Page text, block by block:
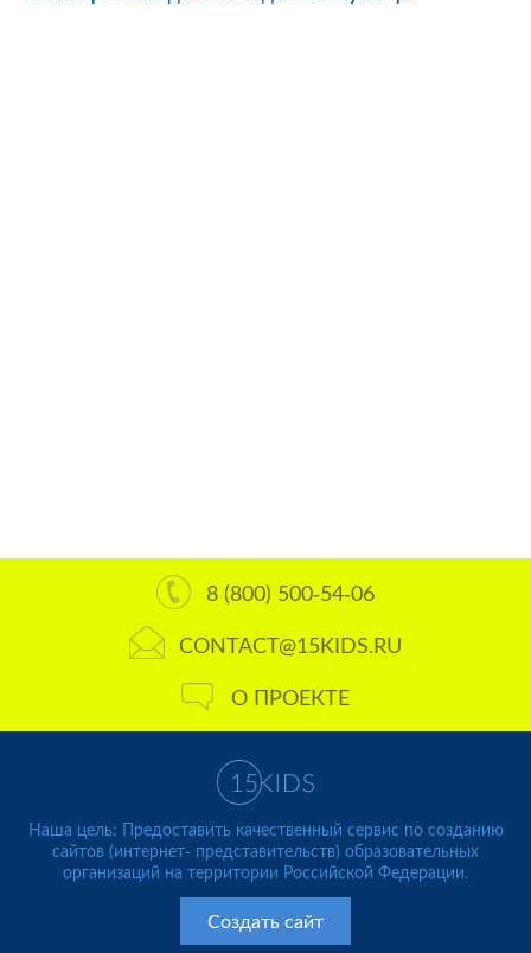
8 (800) 500-54-06
CONTACT@15KIDS.RU
О ПРОЕКТЕ
Наша цель: Предоставить качественный сервис по созданию
сайтов (интернет- представительств) образовательных
организаций на территории Российской Федерации.
Создать сайт